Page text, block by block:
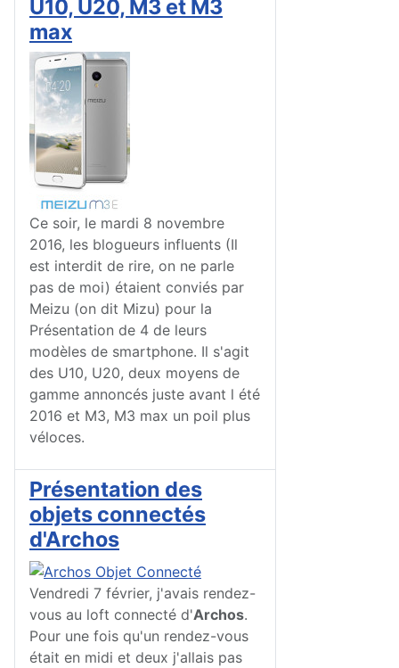
U10, U20, M3 et M3
max
Ce soir, le mardi 8 novembre
2016, les blogueurs influents (Il
est interdit de rire, on ne parle
pas de moi) étaient conviés par
Meizu (on dit Mizu) pour la
Présentation de 4 de leurs
modèles de smartphone. Il s'agit
des U10, U20, deux moyens de
gamme annoncés juste avant l été
2016 et M3, M3 max un poil plus
véloces.
Présentation des
objets connectés
d'Archos
Vendredi 7 février, j'avais rendez-
vous au loft connecté d'Archos.
Pour une fois qu'un rendez-vous
était en midi et deux j'allais pas